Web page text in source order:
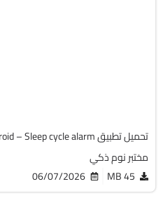
مختبر نوم ذكي
45 MB
06/07/2026